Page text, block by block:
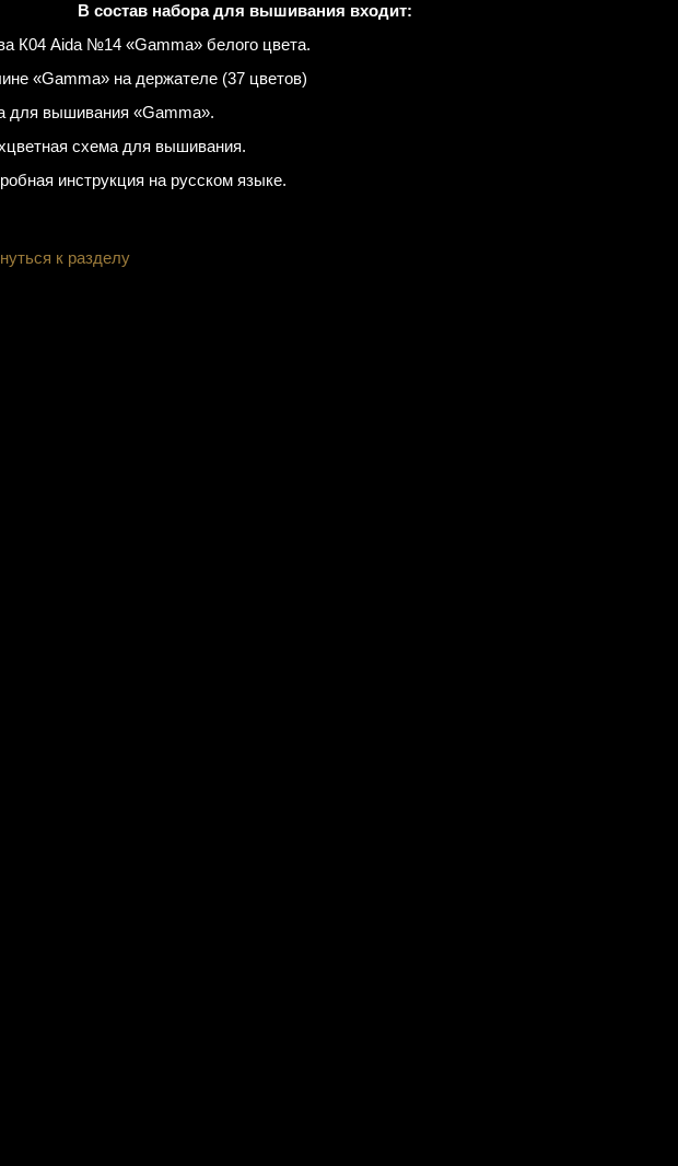
В состав набора для вышивания входит:
К04 Aida №14 «Gamma» белого цвета.
«Gamma» на держателе (37 цветов)
для вышивания «Gamma».
схема для вышивания.
инструкция на русском языке.
к разделу